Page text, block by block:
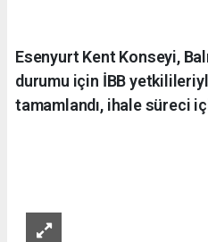
Esenyurt Kent Konseyi,
durumu için İBB
tamamlandı, ihale süreci